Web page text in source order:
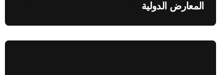
المعارض الدولية